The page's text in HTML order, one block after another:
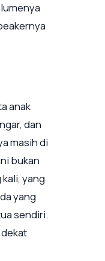
anak
dan
masih di
bukan
kali, yang
yang
sendiri.